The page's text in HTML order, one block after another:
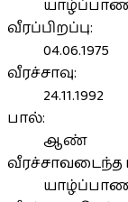
வீரப்பிறப்பு:
04.06.1975
வீரச்சாவு:
24.11.1992
பால்:
ஆண்
வீரச்சாவடைந்த